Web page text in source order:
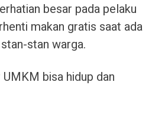
besar pada pelaku
makan gratis saat ada
stan warga.
bisa hidup dan